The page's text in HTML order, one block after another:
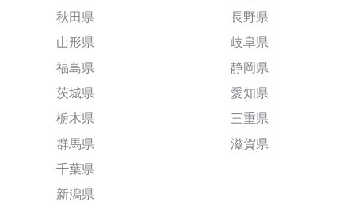
秋田県
山形県
福島県
茨城県
栃木県
群馬県
千葉県
新潟県
長野県
岐阜県
静岡県
愛知県
三重県
滋賀県